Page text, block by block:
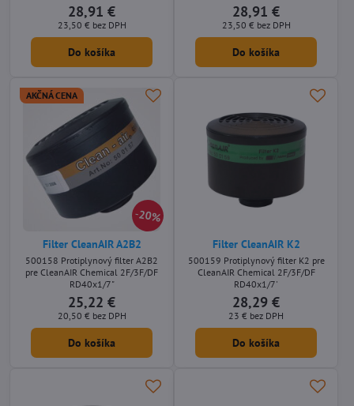
28,91 €
23,50 € bez DPH
Do košíka
28,91 €
23,50 € bez DPH
Do košíka
20%
AKČNÁ CENA
Filter CleanAIR A2B2
500158 Protiplynový filter A2B2
pre CleanAIR Chemical 2F/3F/DF
RD40x1/7"
25,22 €
20,50 € bez DPH
Do košíka
Filter CleanAIR K2
500159 Protiplynový filter K2 pre
CleanAIR Chemical 2F/3F/DF
RD40x1/7'
28,29 €
23 € bez DPH
Do košíka